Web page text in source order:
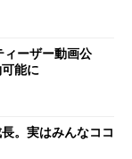
ィーザー動画公
能に
。実はみんなココ